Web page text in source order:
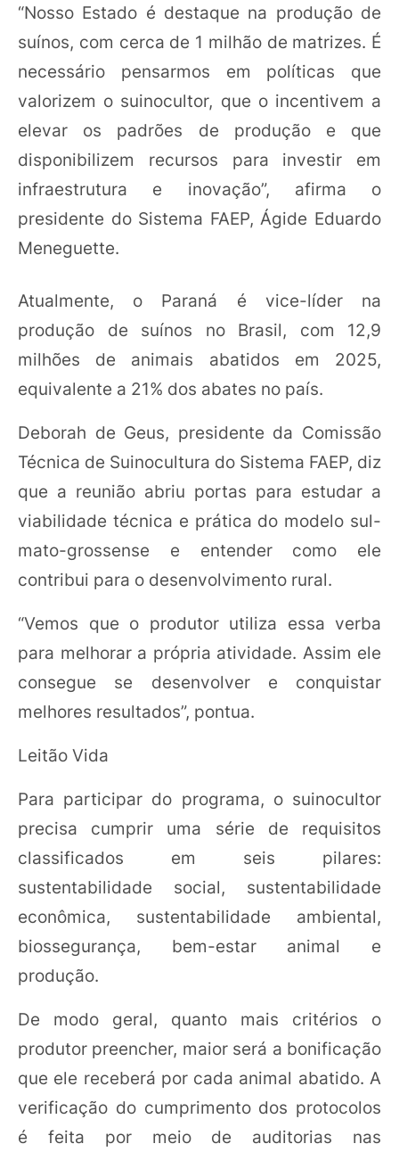
“Nosso Estado é destaque na produção de
suínos, com cerca de 1 milhão de matrizes. É
necessário pensarmos em políticas que
valorizem o suinocultor, que o incentivem a
elevar os padrões de produção e que
disponibilizem recursos para investir em
infraestrutura e inovação”, afirma o
presidente do Sistema FAEP, Ágide Eduardo
Meneguette.
Atualmente, o Paraná é vice-líder na
produção de suínos no Brasil, com 12,9
milhões de animais abatidos em 2025,
equivalente a 21% dos abates no país.
Deborah de Geus, presidente da Comissão
Técnica de Suinocultura do Sistema FAEP, diz
que a reunião abriu portas para estudar a
viabilidade técnica e prática do modelo sul-
mato-grossense e entender como ele
contribui para o desenvolvimento rural.
“Vemos que o produtor utiliza essa verba
para melhorar a própria atividade. Assim ele
consegue se desenvolver e conquistar
melhores resultados”, pontua.
Leitão Vida
Para participar do programa, o suinocultor
precisa cumprir uma série de requisitos
classificados em seis pilares:
sustentabilidade social, sustentabilidade
econômica, sustentabilidade ambiental,
biossegurança, bem-estar animal e
produção.
De modo geral, quanto mais critérios o
produtor preencher, maior será a bonificação
que ele receberá por cada animal abatido. A
verificação do cumprimento dos protocolos
é feita por meio de auditorias nas